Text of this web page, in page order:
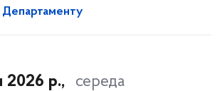
2026 р., середа